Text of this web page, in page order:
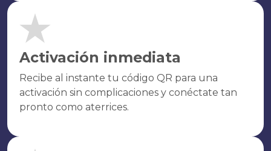
Activación inmediata
Recibe al instante tu código QR para una
activación sin complicaciones y conéctate tan
pronto como aterrices.